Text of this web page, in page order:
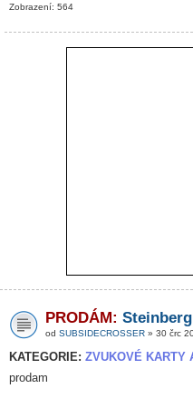
Zobrazení: 564
PRODÁM:
od SUBSIDECROSSER » 30 črc
KATEGORIE: ZVUKOVÉ KARTY
prodam